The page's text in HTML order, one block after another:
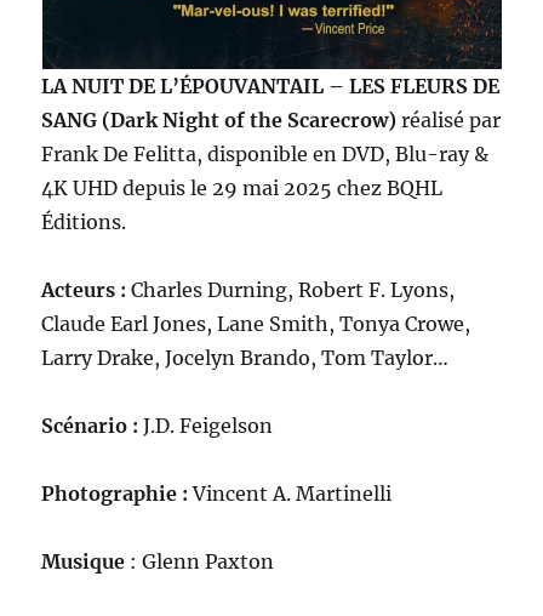
LA NUIT DE L’ÉPOUVANTAIL – LES FLEURS DE
SANG (Dark Night of the Scarecrow)réalisé par
Frank De Felitta, disponible en DVD, Blu-ray &
4K UHD depuis le 29 mai 2025 chez BQHL
Éditions.
Acteurs : Charles Durning, Robert F. Lyons,
Claude Earl Jones, Lane Smith, Tonya Crowe,
Larry Drake, Jocelyn Brando, Tom Taylor…
Scénario : J.D. Feigelson
Photographie : Vincent A. Martinelli
Musique : Glenn Paxton